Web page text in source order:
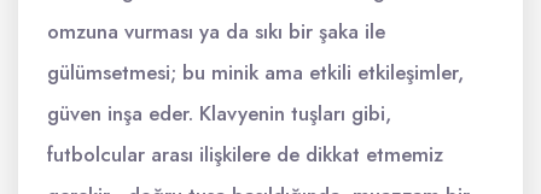
omzuna vurması ya da sıkı bir şaka ile
gülümsetmesi; bu minik ama etkili etkileşimler,
güven inşa eder. Klavyenin tuşları gibi,
futbolcular arası ilişkilere de dikkat etmemiz